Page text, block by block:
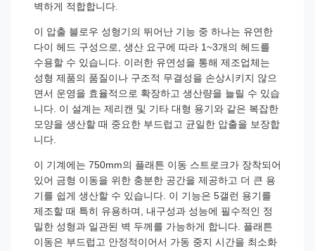
벽하게 적합합니다.
이 압출 블로우 성형기의 뛰어난 기능 중 하나는 유연한
다이 헤드 구성으로, 생산 요구에 따라 1~3개의 헤드를
수용할 수 있습니다. 이러한 유연성을 통해 제조업체는
성형 제품의 품질이나 구조적 무결성을 손상시키지 않으
면서 운영을 효율적으로 확장하고 생산량을 늘릴 수 있습
니다. 이 설계는 제리캔 및 기타 대형 용기와 같은 복잡한
모양을 생산할 때 중요한 부드럽고 균일한 압출을 보장합
니다.
이 기계에는 750mm의 플래튼 이동 스트로크가 장착되어
있어 금형 이동을 위한 충분한 공간을 제공하고 더 큰 용
기를 쉽게 생산할 수 있습니다. 이 기능은 5갤런 용기를
제조할 때 특히 유용하며, 내구성과 성능에 필수적인 정
밀한 성형과 일관된 벽 두께를 가능하게 합니다. 플래튼
이동은 부드럽고 안정적이어서 가동 중지 시간을 최소화